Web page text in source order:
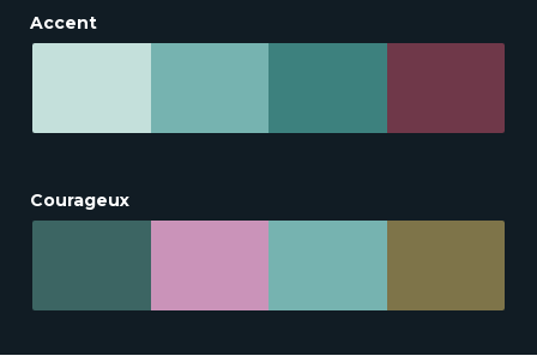
Accent
Courageux